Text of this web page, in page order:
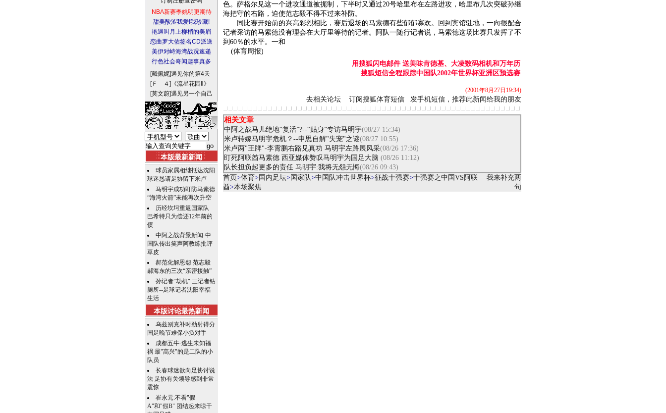
NBA新赛季姚明更期待
甜美酸涩我爱!我珍藏!
艳遇叫月上柳梢的美眉
恋曲罗大佑签名CD派送
美伊对峙海湾战况速递
行色社会奇闻趣事真多
[戴佩妮]遇见你的第4天
[Ｆ ４] 《流星花园Ⅱ》
[莫文蔚]遇见另一个自己
本版最新新闻
球员家属相继抵达沈阳
球迷恳请足协留下米卢
马明宇成功盯防马素德
“海湾火箭”未能再次升空
历经坎坷重返国家队
巴希特只为偿还12年前的
债
中阿之战背景新闻-中
国队传出笑声阿教练批评
草皮
郝范化解恩怨 范志毅
郝海东的三次“亲密接触”
孙记者"劫机" 三记者钻
厕所--足球记者沈阳幸福
生活
本版讨论最热新闻
乌兹别克补时劲射得分
国足晚节难保小负对手
成都五牛-逃生未知福
祸 最"高兴"的是二队的小
队员
长春球迷欲向足协讨说
法 足协有关领导感到非常
震惊
崔永元:不看"假
A"和"假B" 团结起来晾干
色。萨格尔见这一个进攻通道被扼制，下半时又通过20号哈里布在左路进攻，哈里布几次突破孙继
海把守的右路，迫使范志毅不得不过来补防。
同比赛开始前的兴高彩烈相比，赛后退场的马索德有些郁郁寡欢。回到宾馆驻地，一向很配合
记者采访的马索德没有理会在大厅里等待的记者。阿队一随行记者说，马索德这场比赛只发挥了不
到60％的水平。一和
(体育周报)
用搜狐闪电邮件 送美味肯德基、大凌数码相机和万年历
搜狐短信全程跟踪中国队2002年世界杯亚洲区预选赛
(2001年8月27日19:34)
去相关论坛 订阅搜狐体育短信 发手机短信，推荐此新闻给我的朋友
相关文章
中阿之战马儿绝地“复活”?--“贴身”专访马明宇(08/27 15:34)
米卢转嫁马明宇危机？--申思自解"失宠"之谜(08/27 10:55)
米卢两"王牌"-李霄鹏右路见真功 马明宇左路展风采(08/26 17:36)
盯死阿联酋马素德 西亚媒体赞叹马明宇为国足大脑 (08/26 11:12)
队长担负起更多的责任 马明宇:我将无怨无悔(08/26 09:43)
首页>体育> 国内足坛> 国家队>中国队冲击世界杯>征战十强赛>十强赛之中国VS阿联
酋>本场聚焦
我来补充两
句